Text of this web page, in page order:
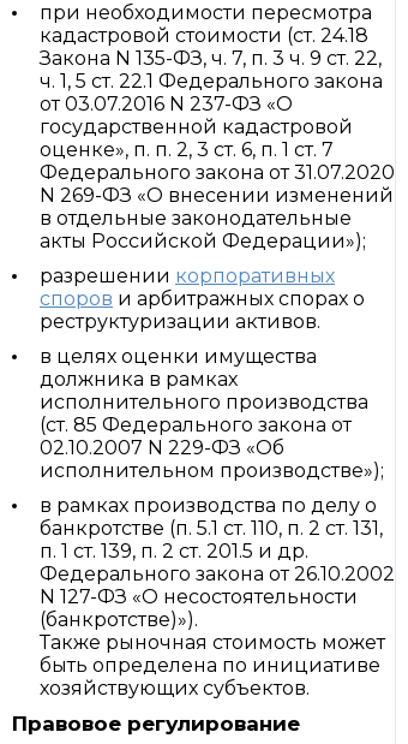
при необходимости пересмотра
кадастровой стоимости (ст. 24.18
Закона N 135-ФЗ, ч. 7, п. 3 ч. 9 ст. 22,
ч. 1, 5 ст. 22.1 Федерального закона
от 03.07.2016 N 237-ФЗ «О
государственной кадастровой
оценке», п. п. 2, 3 ст. 6, п. 1 ст. 7
Федерального закона от 31.07.2020
N 269-ФЗ «О внесении изменений
в отдельные законодательные
акты Российской Федерации»);
разрешении корпоративных
споров и арбитражных спорах о
реструктуризации активов.
в целях оценки имущества
должника в рамках
исполнительного производства
(ст. 85 Федерального закона от
02.10.2007 N 229-ФЗ «Об
исполнительном производстве»);
в рамках производства по делу о
банкротстве (п. 5.1 ст. 110, п. 2 ст. 131,
п. 1 ст. 139, п. 2 ст. 201.5 и др.
Федерального закона от 26.10.2002
N 127-ФЗ «О несостоятельности
(банкротстве)»).
Также рыночная стоимость может
быть определена по инициативе
хозяйствующих субъектов.
Правовое регулирование